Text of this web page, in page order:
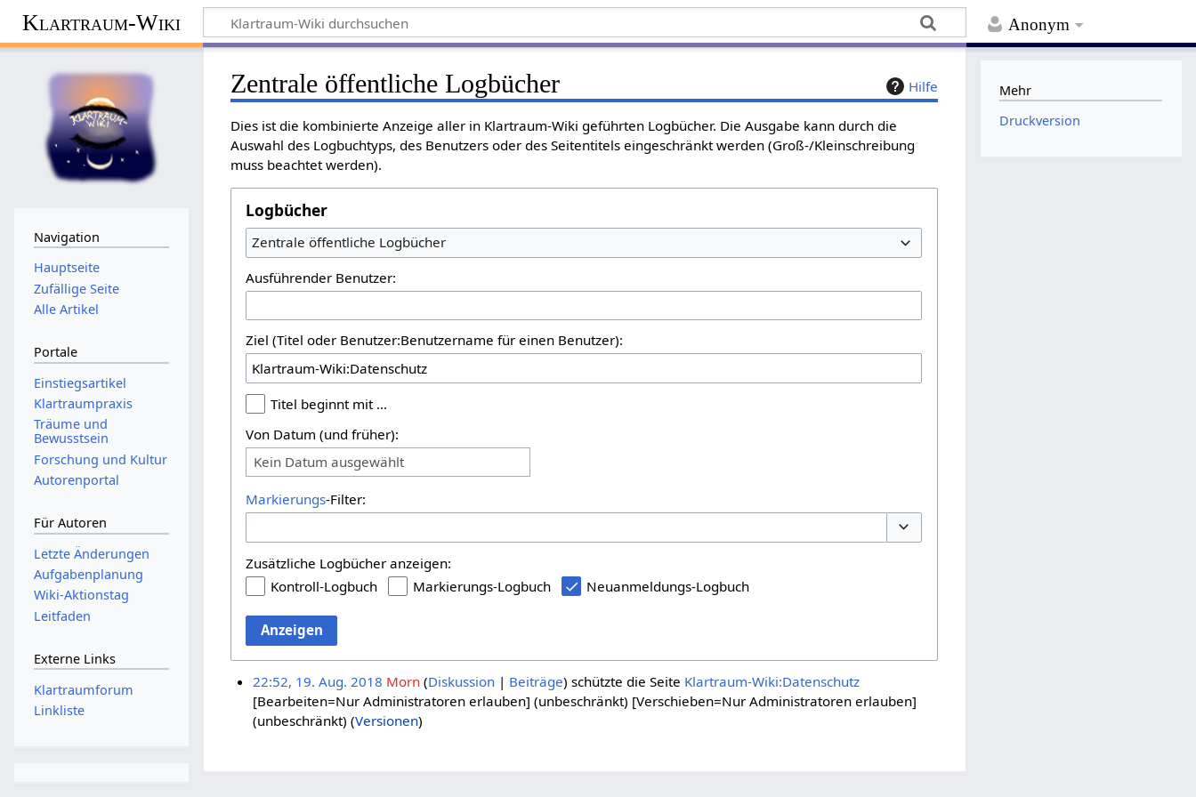
Anonym
Klartraum-Wiki
Hilfe
Zentrale öffentliche Logbücher
Dies ist die kombinierte Anzeige aller in Klartraum-Wiki geführten Logbücher. Die Ausgabe kann durch die
Auswahl des Logbuchtyps, des Benutzers oder des Seitentitels eingeschränkt werden (Groß-/Kleinschreibung
muss beachtet werden).
Logbücher
Zentrale öffentliche Logbücher
Ausführender Benutzer:
Ziel (Titel oder Benutzer:Benutzername für einen Benutzer):
Titel beginnt mit …
Von Datum (und früher):
Kein Datum ausgewählt
Markierungs-Filter:
Zusätzliche Logbücher anzeigen:
Kontroll-Logbuch
Markierungs-Logbuch Neuanmeldungs-Logbuch
Anzeigen
22:52, 19. Aug. 2018 Morn Diskussion Beiträge schützte die Seite Klartraum-Wiki:Datenschutz
[Bearbeiten=Nur Administratoren erlauben] (unbeschränkt) [Verschieben=Nur Administratoren erlauben]
(unbeschränkt) (Versionen)
Navigation
Hauptseite
Zufällige Seite
Alle Artikel
Portale
Einstiegsartikel
Klartraumpraxis
Träume und
Bewusstsein
Forschung und Kultur
Autorenportal
Für Autoren
Letzte Änderungen
Aufgabenplanung
Wiki-Aktionstag
Leitfaden
Externe Links
Klartraumforum
Linkliste
Mehr
Druckversion